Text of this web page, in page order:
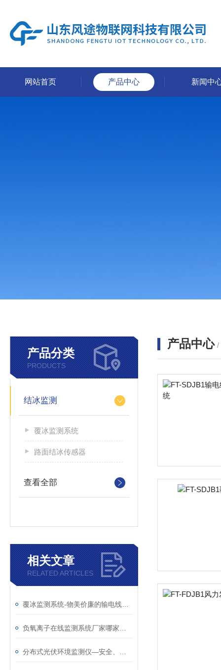
网站首页 产品中心 新闻中
产品分类
PRODUCTS
结冰监测
覆冰监测系统
路面结冰传感器
查看全部
相关文章
RELATED ARTICLES
产品中心 /